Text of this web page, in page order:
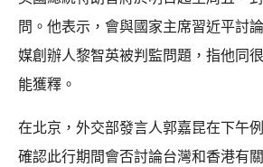
問。他表示，會與國家主席習近平討
媒創辦人黎智英被判監問題，指他同
能獲釋。
在北京，外交部發言人郭嘉昆在下午
確認此行期間會否討論台灣和香港有